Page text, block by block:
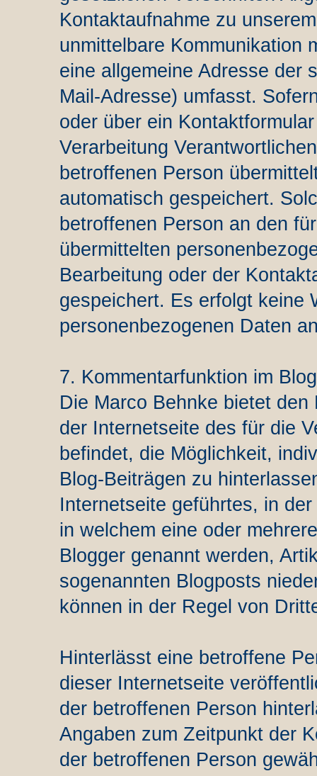
Kontaktaufnahme zu
unmittelbare Kommunikation
eine allgemeine Adresse der
Mail-Adresse) umfasst.
oder über ein
Verarbeitung
betroffenen Person
automatisch gespeichert.
betroffenen Person an den
übermittelten
Bearbeitung oder der
gespeichert. Es erfolgt keine
personenbezogenen Daten
7. Kommentarfunktion im
Die Marco Behnke bietet
der Internetseite des für die
befindet, die Möglichkeit,
Blog-Beiträgen zu
Internetseite geführtes, in
in welchem eine oder
Blogger genannt werden,
sogenannten Blogposts
können in der Regel von
Hinterlässt eine betroffene
dieser Internetseite
der betroffenen Person
Angaben zum Zeitpunkt der
der betroffenen Person